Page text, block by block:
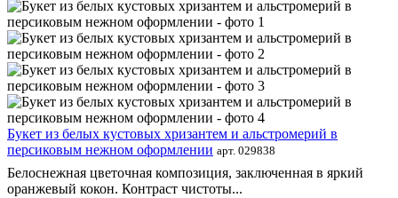
Букет из белых кустовых хризантем и альстромерий в
персиковым нежном оформлении арт. 029838
Белоснежная цветочная композиция, заключенная в яркий
оранжевый кокон. Контраст чистоты...